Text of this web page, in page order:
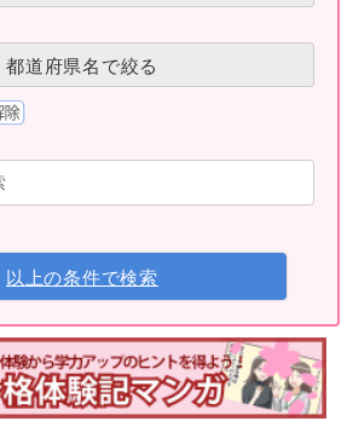
都道府県名で絞る
以上の条件で検索